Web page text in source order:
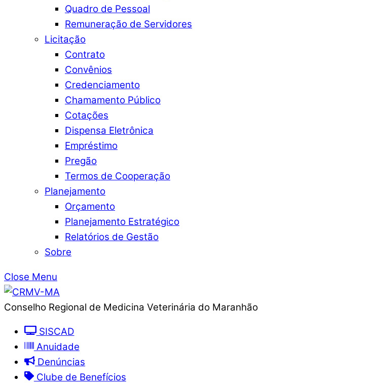
Quadro de Pessoal
Remuneração de Servidores
Licitação
Contrato
Convênios
Credenciamento
Chamamento Público
Cotações
Dispensa Eletrônica
Empréstimo
Pregão
Termos de Cooperação
Planejamento
Orçamento
Planejamento Estratégico
Relatórios de Gestão
Sobre
Close Menu
Conselho Regional de Medicina Veterinária do Maranhão
SISCAD
Anuidade
Denúncias
Clube de Benefícios